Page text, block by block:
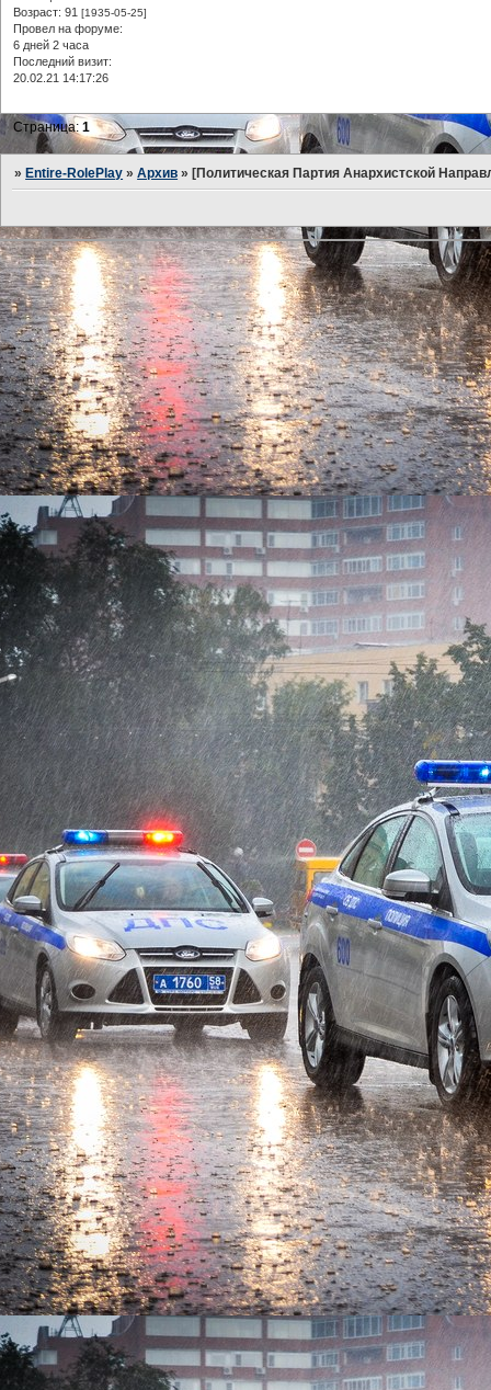
Возраст: 91 [1935-05-25]
Провел на форуме:
6 дней 2 часа
Последний визит:
20.02.21 14:17:26
Страница:1
»Entire-RolePlay »Архив »[Политическая Партия Анархистской